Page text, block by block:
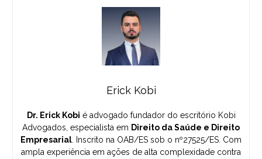
Erick Kobi
Dr. Erick Kobi é advogado fundador do escritório Kobi
Advogados, especialista em Direito da Saúde e Direito
Empresarial . Inscrito na OAB/ES sob o nº27525/ES. Com
ampla experiência em ações de alta complexidade contra